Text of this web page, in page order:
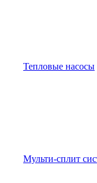
Тепловые насосы
Мульти-сплит